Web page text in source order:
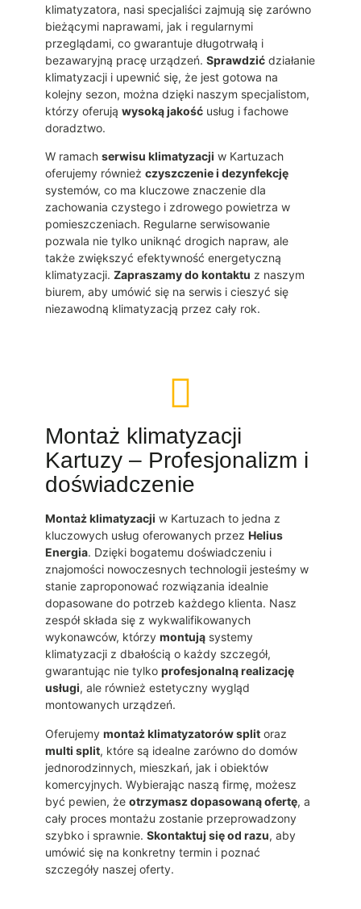
klimatyzatora, nasi specjaliści zajmują się zarówno
bieżącymi naprawami, jak i regularnymi
przeglądami, co gwarantuje długotrwałą i
bezawaryjną pracę urządzeń. Sprawdzić działanie
klimatyzacji i upewnić się, że jest gotowa na
kolejny sezon, można dzięki naszym specjalistom,
którzy oferują wysoką jakość usług i fachowe
doradztwo.
W ramach serwisu klimatyzacji w Kartuzach
oferujemy również czyszczenie i dezynfekcję
systemów, co ma kluczowe znaczenie dla
zachowania czystego i zdrowego powietrza w
pomieszczeniach. Regularne serwisowanie
pozwala nie tylko uniknąć drogich napraw, ale
także zwiększyć efektywność energetyczną
klimatyzacji. Zapraszamy do kontaktu z naszym
biurem, aby umówić się na serwis i cieszyć się
niezawodną klimatyzacją przez cały rok.
Montaż klimatyzacji
Kartuzy – Profesjonalizm i
doświadczenie
Montaż klimatyzacji w Kartuzach to jedna z
kluczowych usług oferowanych przez Helius
Energia. Dzięki bogatemu doświadczeniu i
znajomości nowoczesnych technologii jesteśmy w
stanie zaproponować rozwiązania idealnie
dopasowane do potrzeb każdego klienta. Nasz
zespół składa się z wykwalifikowanych
wykonawców, którzy montują systemy
klimatyzacji z dbałością o każdy szczegół,
gwarantując nie tylko profesjonalną realizację
usługi, ale również estetyczny wygląd
montowanych urządzeń.
Oferujemy montaż klimatyzatorów split oraz
multi split, które są idealne zarówno do domów
jednorodzinnych, mieszkań, jak i obiektów
komercyjnych. Wybierając naszą firmę, możesz
być pewien, że otrzymasz dopasowaną ofertę, a
cały proces montażu zostanie przeprowadzony
szybko i sprawnie. Skontaktuj się od razu, aby
umówić się na konkretny termin i poznać
szczegóły naszej oferty.